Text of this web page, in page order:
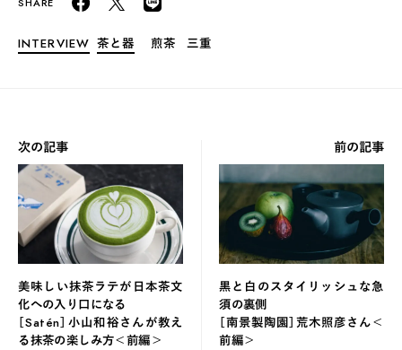
INTERVIEW 茶と器 煎茶 三重
次の記事
美味しい抹茶ラテが日本茶文
化への入り口になる
［Satén］小山和裕さんが教え
る抹茶の楽しみ方＜前編＞
前の記事
黒と白のスタイリッシュな急
須の裏側
［南景製陶園］荒木照彦さん＜
前編＞